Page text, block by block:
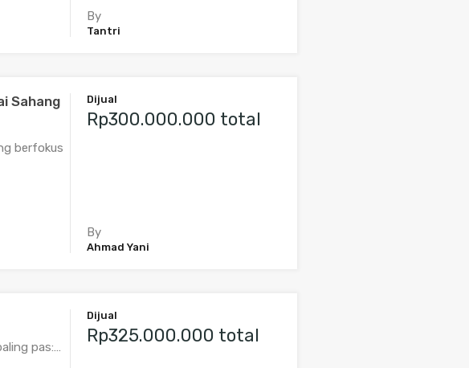
By
Tantri
Sahang
berfokus
Dijual
Rp300.000.000 total
By
Ahmad Yani
pas:…
Dijual
Rp325.000.000 total